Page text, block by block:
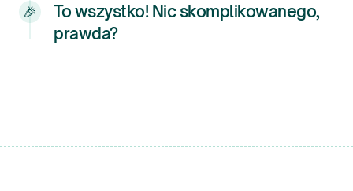
płynnie, na bieżąco otrzymujemy
🎉
To wszystko! Nic skomplikowanego,
prawda?